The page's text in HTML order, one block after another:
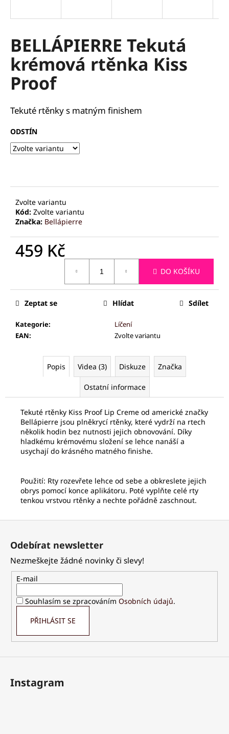
BELLÁPIERRE Tekutá
krémová rtěnka Kiss
Proof
Tekuté rtěnky s matným finishem
ODSTÍN
Zvolte variantu
Kód: Zvolte variantu
Značka: Bellápierre
459 Kč
DO KOŠÍKU
Kategorie:
Líčení
EAN: Zvolte variantu
Zeptat se Hlídat Sdílet
Popis Videa (3) Diskuze Značka
Ostatní informace
Tekuté rtěnky Kiss Proof Lip Creme od americké značky
Bellápierre jsou plněkrycí rtěnky, které vydrží na rtech
několik hodin bez nutnosti jejich obnovování. Díky
hladkému krémovému složení se lehce nanáší a
usychají do krásného matného finishe.
Použití: Rty rozevřete lehce od sebe a obkreslete jejich
obrys pomocí konce aplikátoru. Poté vyplňte celé rty
tenkou vrstvou rtěnky a nechte pořádně zaschnout.
í
t
?
HLEDAT
p
o
u
e
CESTOVNÍ
MANIKÚRNÍ
Z
Odebírat newsletter
Nezmeškejte žádné novinky či slevy!
E-mail
Souhlasím se zpracováním Osobních údajů.
PŘIHLÁSIT SE
Instagram